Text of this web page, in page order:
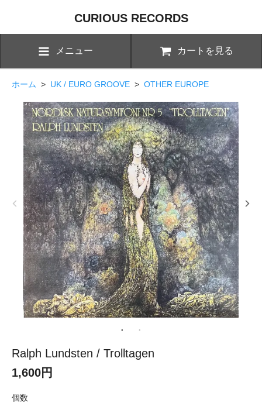
CURIOUS RECORDS
メニュー カートを見る
ホーム > UK / EURO GROOVE > OTHER EUROPE
Ralph Lundsten / Trolltagen
1,600円
個数